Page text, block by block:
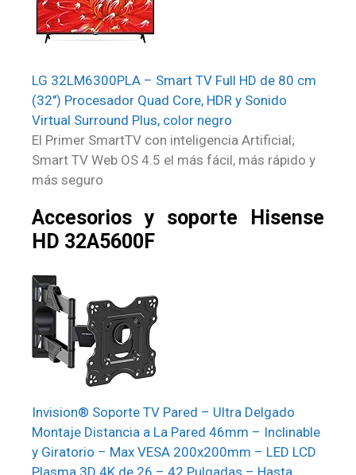
LG 32LM6300PLA – Smart TV Full HD de 80 cm
(32″) Procesador Quad Core, HDR y Sonido
Virtual Surround Plus, color negro
El Primer SmartTV con inteligencia Artificial;
Smart TV Web OS 4.5 el más fácil, más rápido y
más seguro
Accesorios y soporte Hisense
HD 32A5600F
Invision® Soporte TV Pared – Ultra Delgado
Montaje Distancia a La Pared 46mm – Inclinable
y Giratorio – Max VESA 200x200mm – LED LCD